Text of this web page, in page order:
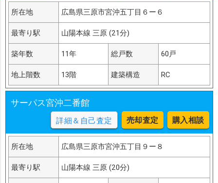
所在地 広島県三原市宮沖五丁目６ー６
最寄り駅 山陽本線 三原 (21分)
築年数 11年 総戸数 60戸
地上階数 13階 建築構造 RC
サーパス宮沖二番館
詳細＆自己査定 売却査定 購入相談
所在地 広島県三原市宮沖五丁目９ー８
最寄り駅 山陽本線 三原 (20分)